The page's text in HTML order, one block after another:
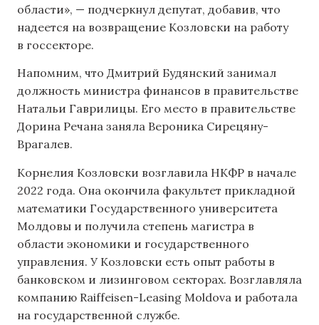
области», — подчеркнул депутат, добавив, что
надеется на возвращение Козловски на работу
в госсекторе.
Напомним, что Дмитрий Будянский занимал
должность министра финансов в правительстве
Натальи Гаврилицы. Его место в правительстве
Дорина Речана заняла Вероника Сирецяну-
Врагалев.
Корнелия Козловски возглавила НКФР в начале
2022 года. Она окончила факультет прикладной
математики Государственного университета
Молдовы и получила степень магистра в
области экономики и государственного
управления. У Козловски есть опыт работы в
банковском и лизинговом секторах. Возглавляла
компанию Raiffeisen-Leasing Moldova и работала
на государственной службе.